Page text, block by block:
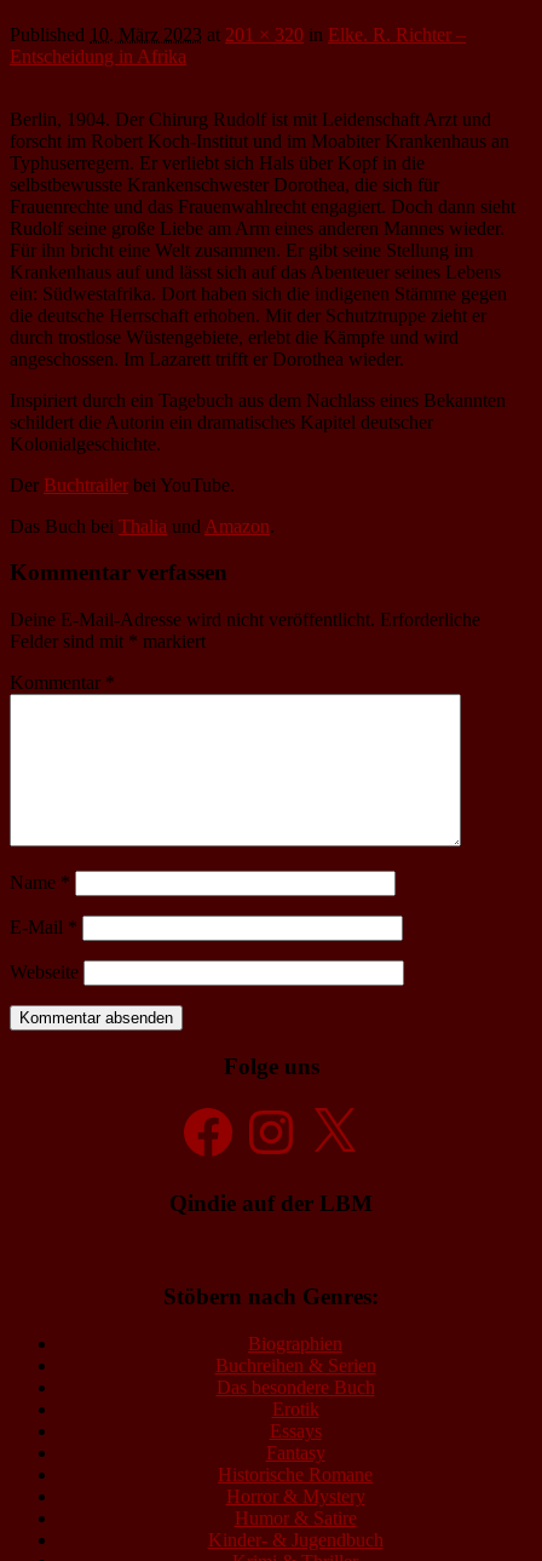
Published 10. März 2023 at 201 × 320 in Elke. R. Richter –
Entscheidung in Afrika
Berlin, 1904. Der Chirurg Rudolf ist mit Leidenschaft Arzt und
forscht im Robert Koch-Institut und im Moabiter Krankenhaus an
Typhuserregern. Er verliebt sich Hals über Kopf in die
selbstbewusste Krankenschwester Dorothea, die sich für
Frauenrechte und das Frauenwahlrecht engagiert. Doch dann sieht
Rudolf seine große Liebe am Arm eines anderen Mannes wieder.
Für ihn bricht eine Welt zusammen. Er gibt seine Stellung im
Krankenhaus auf und lässt sich auf das Abenteuer seines Lebens
ein: Südwestafrika. Dort haben sich die indigenen Stämme gegen
die deutsche Herrschaft erhoben. Mit der Schutztruppe zieht er
durch trostlose Wüstengebiete, erlebt die Kämpfe und wird
angeschossen. Im Lazarett trifft er Dorothea wieder.
Inspiriert durch ein Tagebuch aus dem Nachlass eines Bekannten
schildert die Autorin ein dramatisches Kapitel deutscher
Kolonialgeschichte.
Der Buchtrailer bei YouTube.
Das Buch bei Thalia und Amazon.
Kommentar verfassen
Deine E-Mail-Adresse wird nicht veröffentlicht. Erforderliche
Felder sind mit * markiert
Kommentar *
Name *
E-Mail *
Webseite
Folge uns
FacebookInstagramX
Qindie auf der LBM
Stöbern nach Genres:
Biographien
Buchreihen & Serien
Das besondere Buch
Erotik
Essays
Fantasy
Historische Romane
Horror & Mystery
Humor & Satire
Kinder- & Jugendbuch